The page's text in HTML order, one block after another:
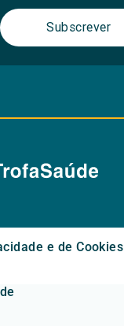
Subscrever
e de Cookies